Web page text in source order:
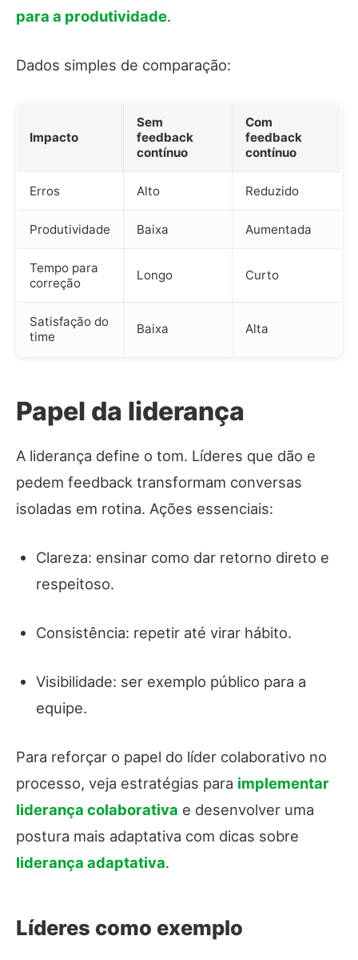
para a produtividade.
Dados simples de comparação:
Impacto
Sem
feedback
contínuo
Com
feedback
contínuo
Erros Alto Reduzido
Produtividade Baixa Aumentada
Tempo para
correção
Longo Curto
Satisfação do
time
Baixa Alta
Papel da liderança
A liderança define o tom. Líderes que dão e
pedem feedback transformam conversas
isoladas em rotina. Ações essenciais:
Clareza: ensinar como dar retorno direto e
respeitoso.
Consistência: repetir até virar hábito.
Visibilidade: ser exemplo público para a
equipe.
Para reforçar o papel do líder colaborativo no
processo, veja estratégias para implementar
liderança colaborativa e desenvolver uma
postura mais adaptativa com dicas sobre
liderança adaptativa.
Líderes como exemplo